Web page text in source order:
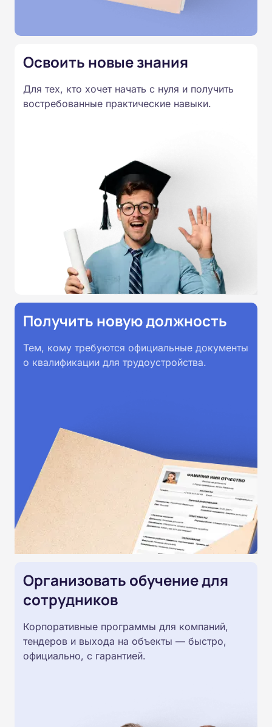
получают удостоверение установленного образца.
Освоить новые знания
Для тех, кто хочет начать с нуля и получить
востребованные практические навыки.
Получить новую должность
Тем, кому требуются официальные документы
о квалификации для трудоустройства.
Организовать обучение для
сотрудников
Корпоративные программы для компаний,
тендеров и выхода на объекты — быстро,
официально, с гарантией.